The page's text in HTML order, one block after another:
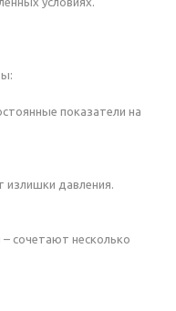
показатели на
давления.
сочетают несколько